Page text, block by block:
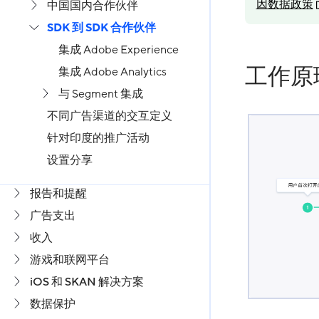
中国国内合作伙伴
SDK 到 SDK 合作伙伴
集成 Adobe Experience
集成 Adobe Analytics
与 Segment 集成
不同广告渠道的交互定义
针对印度的推广活动
设置分享
报告和提醒
广告支出
收入
游戏和联网平台
iOS 和 SKAN 解决方案
数据保护
因数据政策
工作原